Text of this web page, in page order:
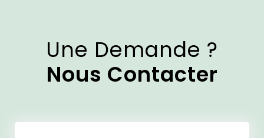
Une Demande ?
Nous Contacter